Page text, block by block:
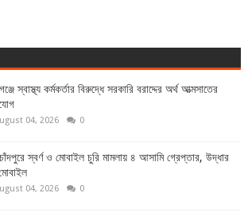
স্বাস্থ্য কর্মকর্তার বিরুদ্ধে সরকারি বরাদ্দের অর্থ আত্মসাতের
04, 2026 0
স্বর্ণ ও মোবাইল চুরি মামলায় ৪ আসামি গ্রেপ্তার, উদ্ধার
04, 2026 0